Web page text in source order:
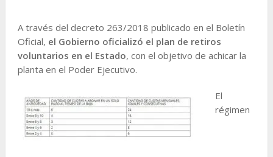
A través del decreto 263/2018 publicado en el Boletín
Oficial, el Gobierno oficializó el plan de retiros
voluntarios en el Estado, con el objetivo de achicar la
planta en el Poder Ejecutivo.
El
régimen